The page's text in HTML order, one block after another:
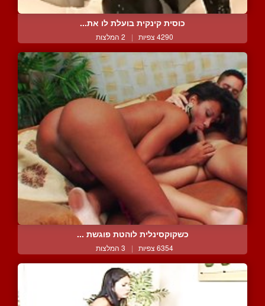
כוסית קינקית בועלת לו את...
4290 צפיות | 2 המלצות
כשקוקסינלית לוהטת פוגשת ...
6354 צפיות | 3 המלצות